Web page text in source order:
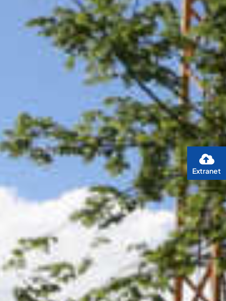
Extranet